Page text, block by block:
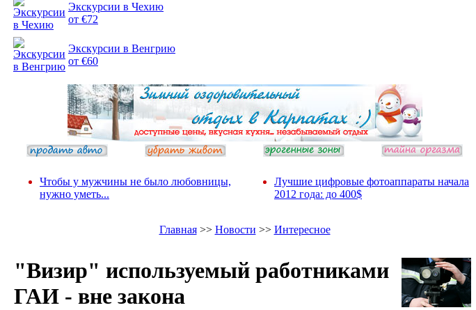
Экскурсии в Чехию
от €72
Экскурсии в Венгрию
от €60
Чтобы у мужчины не было любовницы,
нужно уметь...
Лучшие цифровые фотоаппараты начала
2012 года: до 400$
Главная>> Новости >> Интересное
"Визир" используемый работниками
ГАИ - вне закона